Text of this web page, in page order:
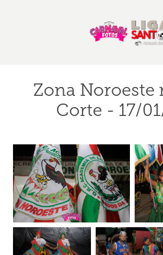
Zona Noroeste
Corte - 17/